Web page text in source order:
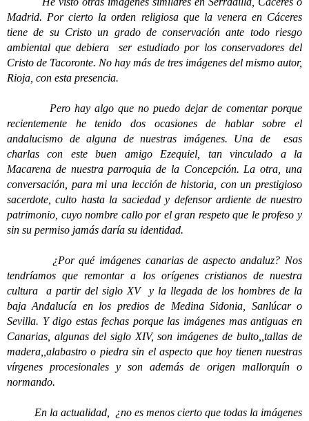
Madrid. Por cierto la orden religiosa que la venera en Cáceres
tiene de su Cristo un grado de conservación ante todo riesgo
ambiental que debiera ser estudiado por los conservadores del
Cristo de Tacoronte. No hay más de tres imágenes del mismo autor,
Rioja, con esta presencia.
Pero hay algo que no puedo dejar de comentar porque
recientemente he tenido dos ocasiones de hablar sobre el
andalucismo de alguna de nuestras imágenes. Una de esas
charlas con este buen amigo Ezequiel, tan vinculado a la
Macarena de nuestra parroquia de la Concepción. La otra, una
conversación, para mi una lección de historia, con un prestigioso
sacerdote, culto hasta la saciedad y defensor ardiente de nuestro
patrimonio, cuyo nombre callo por el gran respeto que le profeso y
sin su permiso jamás daría su identidad.
¿Por qué imágenes canarias de aspecto andaluz? Nos
tendríamos que remontar a los orígenes cristianos de nuestra
cultura a partir del siglo XV y la llegada de los hombres de la
baja Andalucía en los predios de Medina Sidonia, Sanlúcar o
Sevilla. Y digo estas fechas porque las imágenes mas antiguas en
Canarias, algunas del siglo XIV, son imágenes de bulto,,tallas de
madera,,alabastro o piedra sin el aspecto que hoy tienen nuestras
vírgenes procesionales y son además de origen mallorquín o
normando.
En la actualidad, ¿no es menos cierto que todas la imágenes